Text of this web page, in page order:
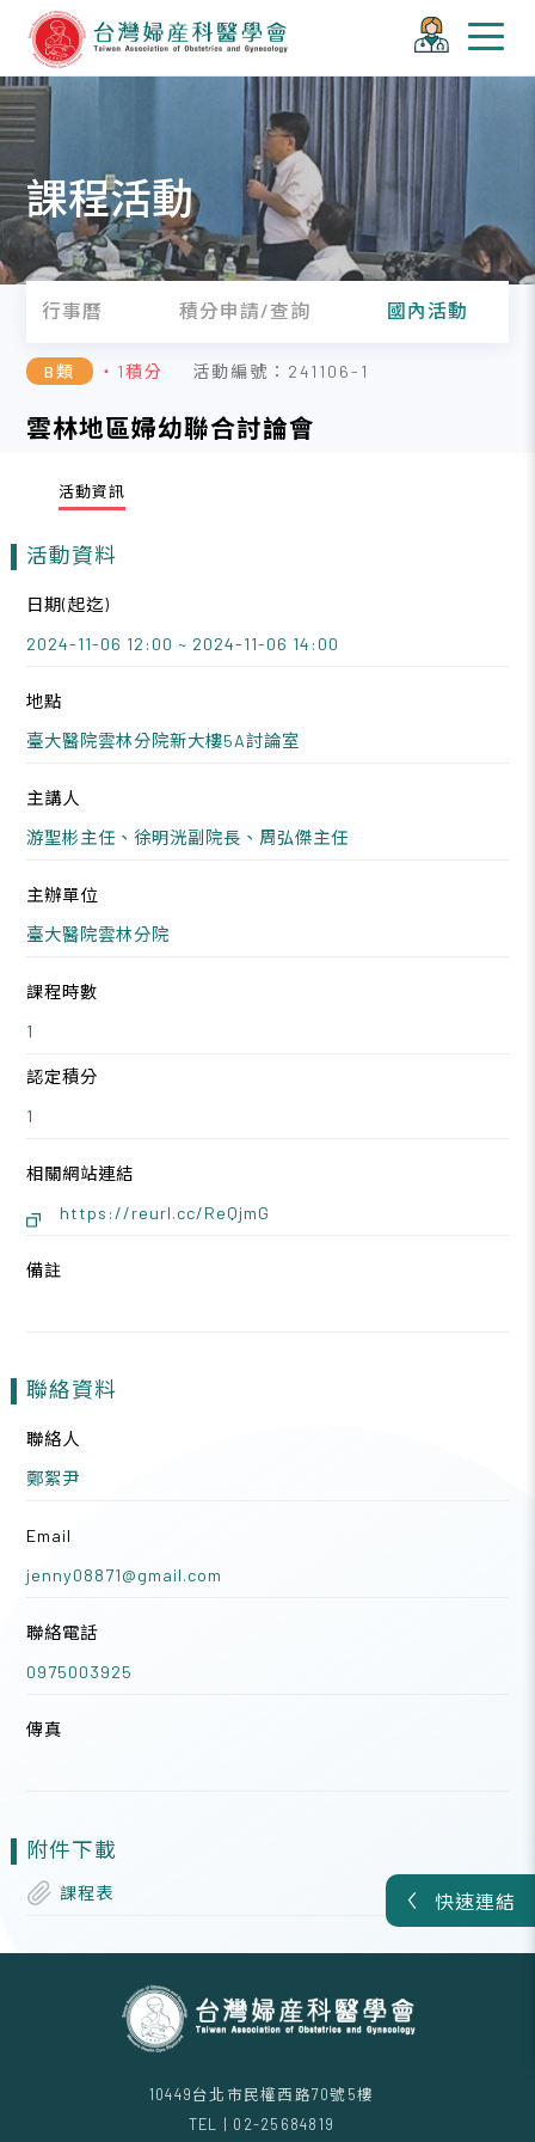
快速連結
課程活動
行事曆 積分申請/查詢 國內活動
B類 ・1積分 活動編號：241106-1
雲林地區婦幼聯合討論會
活動資訊
活動資料
日期(起迄)
2024-11-06 12:00 ~ 2024-11-06 14:00
地點
臺大醫院雲林分院新大樓5A討論室
主講人
游聖彬主任、徐明洸副院長、周弘傑主任
主辦單位
臺大醫院雲林分院
課程時數
1
認定積分
1
相關網站連結
https://reurl.cc/ReQjmG
備註
聯絡資料
聯絡人
鄭絮尹
Email
jenny08871@gmail.com
聯絡電話
0975003925
傳真
附件下載
課程表
10449台北市民權西路70號5樓
TEL | 02-25684819